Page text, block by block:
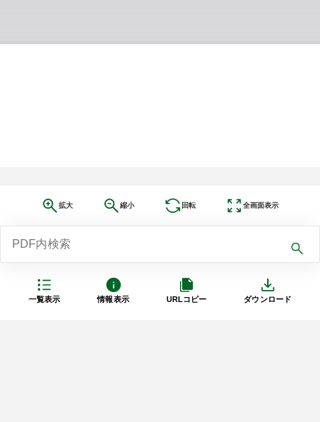
一覧表示 情報表示 URLコピー ダウンロード
拡大 縮小 回転 全画面表示